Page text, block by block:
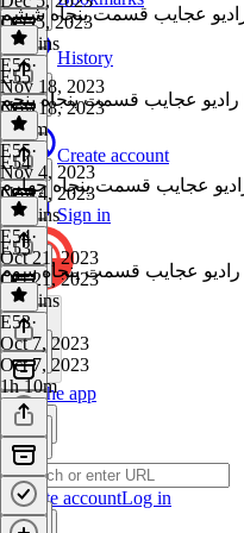
History
Create account
Sign in
Get the app
Create accountLog in
Dec 5, 2023
46 mins
عجایب قسمت پنجاه ششم
E56·
Nov 18, 2023
Nov 18, 2023
1h 2m
E55
عجایب قسمت پنجاه پنجم
E55·
Nov 4, 2023
Nov 4, 2023
48 mins
E54
عجایب قسمت پنجاه چهارم
E54·
Oct 21, 2023
Oct 21, 2023
52 mins
E53
عجایب قسمت پنجاه سوم
E53·
Oct 7, 2023
Oct 7, 2023
1h 10m